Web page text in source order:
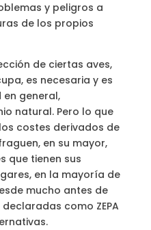
y peligros a
de los propios
de ciertas aves,
es necesaria y es
general,
natural. Pero lo que
costes derivados de
en su mayor,
que tienen sus
en la mayoría de
mucho antes de
como ZEPA